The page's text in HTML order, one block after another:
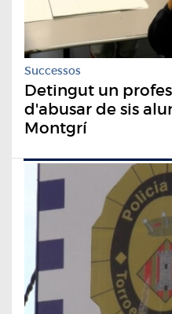
Successos
Detingut un
d'abusar de sis
Montgrí